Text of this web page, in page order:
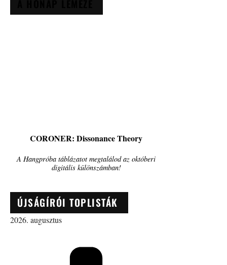
CORONER: Dissonance Theory
A Hangpróba táblázatot megtalálod az októberi
digitális különszámban!
ÚJSÁGÍRÓI TOPLISTÁK
2026. augusztus